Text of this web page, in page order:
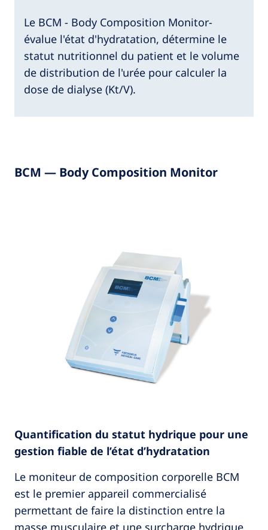
Le BCM - Body Composition Monitor-
évalue l'état d'hydratation, détermine le
statut nutritionnel du patient et le volume
de distribution de l'urée pour calculer la
dose de dialyse (Kt/V).
BCM — Body Composition Monitor
Quantification du statut hydrique pour une
gestion fiable de l’état d’hydratation
Le moniteur de composition corporelle BCM
est le premier appareil commercialisé
permettant de faire la distinction entre la
masse musculaire et une surcharge hydrique